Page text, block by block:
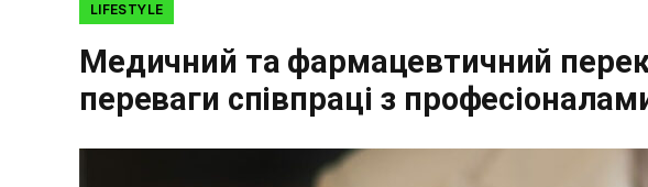
LIFESTYLE
Медичний та фармацевтичний
переваги співпраці з